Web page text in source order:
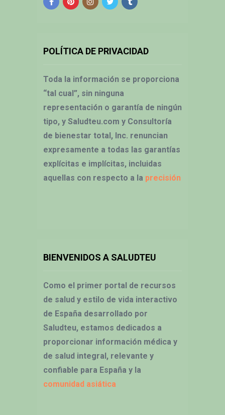
POLÍTICA DE PRIVACIDAD
Toda la información se proporciona
“tal cual”, sin ninguna
representación o garantía de ningún
tipo, y Saludteu.com y Consultoría
de bienestar total, Inc. renuncian
expresamente a todas las garantías
explícitas e implícitas, incluidas
aquellas con respecto a la precisión
BIENVENIDOS A SALUDTEU
Como el primer portal de recursos
de salud y estilo de vida interactivo
de España desarrollado por
Saludteu, estamos dedicados a
proporcionar información médica y
de salud integral, relevante y
confiable para España y la
comunidad asiática